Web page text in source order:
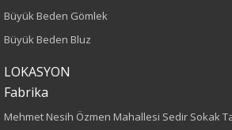
Büyük Beden
85
Büyük Beden Gömlek
Büyük Beden Bluz
LOKASYON
Fabrika
Mehmet Nesih Özmen Mahallesi Sedir Sokak